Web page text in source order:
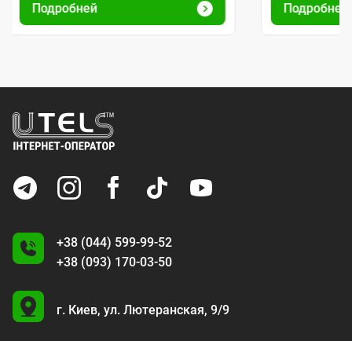
Подробней Подробней
+38 (044) 599-99-52
+38 (093) 170-03-50
U
г. Киев, ул. Лютеранская, 9/9